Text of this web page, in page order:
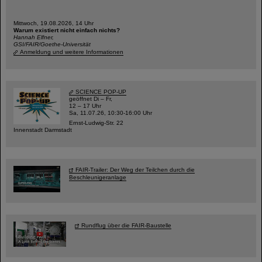
Mittwoch, 19.08.2026, 14 Uhr
Warum existiert nicht einfach nichts?
Hannah Elfner,
GSI/FAIR/Goethe-Universität
Anmeldung und weitere Informationen
SCIENCE POP-UP
geöffnet Di – Fr,
12 – 17 Uhr
Sa, 11.07.26, 10:30-16:00 Uhr
Ernst-Ludwig-Str. 22
Innenstadt Darmstadt
FAIR-Trailer: Der Weg der Teilchen durch die
Beschleunigeranlage
Rundflug über die FAIR-Baustelle